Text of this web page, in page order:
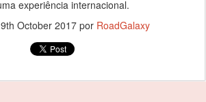
experiência internacional.
9th October 2017 por RoadGalaxy